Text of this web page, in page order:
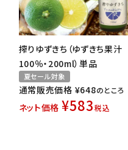
搾りゆずきち（ゆずきち果汁
100％・200ml）単品
夏セール対象
通常販売価格 ¥648のところ
ネット価格 ¥583税込